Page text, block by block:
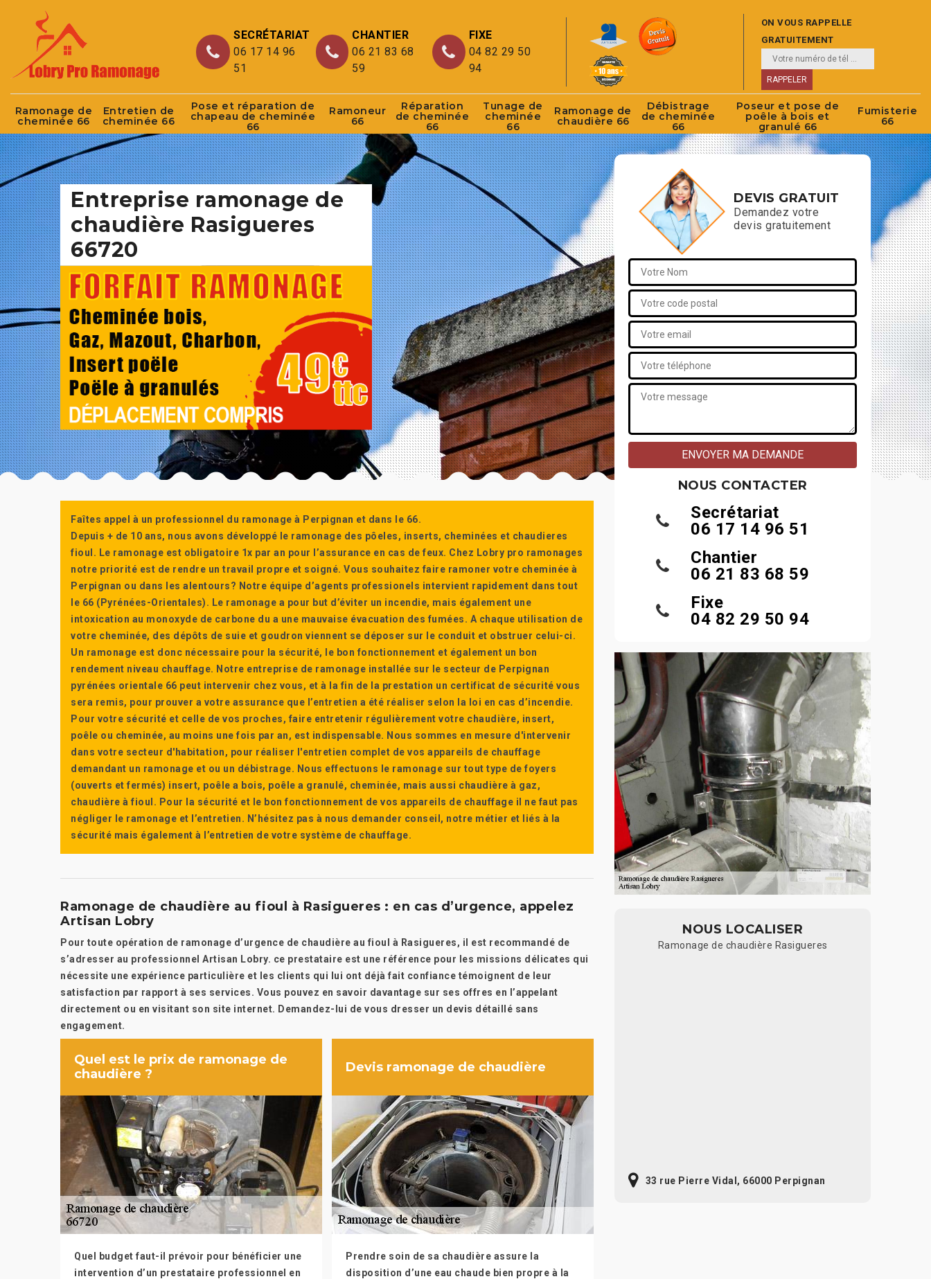
SECRÉTARIAT
06 17 14 96
51
CHANTIER
06 21 83 68
59
FIXE
04 82 29 50
94
ON VOUS RAPPELLE
GRATUITEMENT
Ramonage de
cheminée 66
Entretien de
cheminée 66
Pose et réparation de
chapeau de cheminée
66
Ramoneur
66
Réparation
de cheminée
66
Tunage de
cheminée
66
Ramonage de
chaudière 66
Débistrage
de cheminée
66
Poseur et pose de
poêle à bois et
granulé 66
Fumisterie
66
Entreprise ramonage de
chaudière Rasigueres
66720
Faîtes appel à un professionnel du ramonage à Perpignan et dans le 66.
Depuis + de 10 ans, nous avons développé le ramonage des pôeles, inserts, cheminées et chaudieres
fioul. Le ramonage est obligatoire 1x par an pour l’assurance en cas de feux. Chez Lobry pro ramonages
notre priorité est de rendre un travail propre et soigné. Vous souhaitez faire ramoner votre cheminée à
Perpignan ou dans les alentours? Notre équipe d’agents professionels intervient rapidement dans tout
le 66 (Pyrénées-Orientales). Le ramonage a pour but d’éviter un incendie, mais également une
intoxication au monoxyde de carbone du a une mauvaise évacuation des fumées. A chaque utilisation de
votre cheminée, des dépôts de suie et goudron viennent se déposer sur le conduit et obstruer celui-ci.
Un ramonage est donc nécessaire pour la sécurité, le bon fonctionnement et également un bon
rendement niveau chauffage. Notre entreprise de ramonage installée sur le secteur de Perpignan
pyrénées orientale 66 peut intervenir chez vous, et à la fin de la prestation un certificat de sécurité vous
sera remis, pour prouver a votre assurance que l’entretien a été réaliser selon la loi en cas d’incendie.
Pour votre sécurité et celle de vos proches, faire entretenir régulièrement votre chaudière, insert,
poêle ou cheminée, au moins une fois par an, est indispensable. Nous sommes en mesure d'intervenir
dans votre secteur d'habitation, pour réaliser l'entretien complet de vos appareils de chauffage
demandant un ramonage et ou un débistrage. Nous effectuons le ramonage sur tout type de foyers
(ouverts et fermés) insert, poêle a bois, poêle a granulé, cheminée, mais aussi chaudière à gaz,
chaudière à fioul. Pour la sécurité et le bon fonctionnement de vos appareils de chauffage il ne faut pas
négliger le ramonage et l’entretien. N’hésitez pas à nous demander conseil, notre métier et liés à la
sécurité mais également à l’entretien de votre système de chauffage.
Ramonage de chaudière au fioul à Rasigueres : en cas d’urgence, appelez
Artisan Lobry
Pour toute opération de ramonage d’urgence de chaudière au fioul à Rasigueres, il est recommandé de
s’adresser au professionnel Artisan Lobry. ce prestataire est une référence pour les missions délicates qui
nécessite une expérience particulière et les clients qui lui ont déjà fait confiance témoignent de leur
satisfaction par rapport à ses services. Vous pouvez en savoir davantage sur ses offres en l’appelant
directement ou en visitant son site internet. Demandez-lui de vous dresser un devis détaillé sans
engagement.
Quel est le prix de ramonage de
chaudière ?
Quel budget faut-il prévoir pour bénéficier une
intervention d’un prestataire professionnel en
Devis ramonage de chaudière
Prendre soin de sa chaudière assure la
disposition d’une eau chaude bien propre à la
DEVIS GRATUIT
Demandez votre
devis gratuitement
NOUS CONTACTER
Secrétariat
06 17 14 96 51
Chantier
06 21 83 68 59
Fixe
04 82 29 50 94
NOUS LOCALISER
Ramonage de chaudière Rasigueres
33 rue Pierre Vidal, 66000 Perpignan